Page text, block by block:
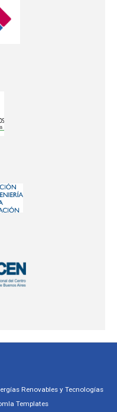
Renovables y Tecnologías
Templates